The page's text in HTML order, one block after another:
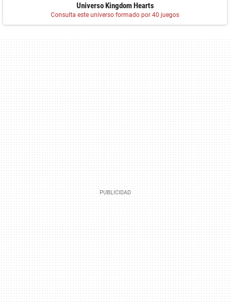
Universo Kingdom Hearts
Consulta este universo formado por 40 juegos